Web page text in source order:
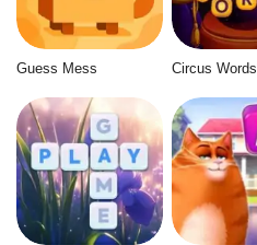
Guess Mess Circus Words